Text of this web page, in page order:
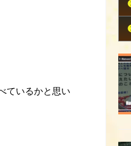
ているかと思い